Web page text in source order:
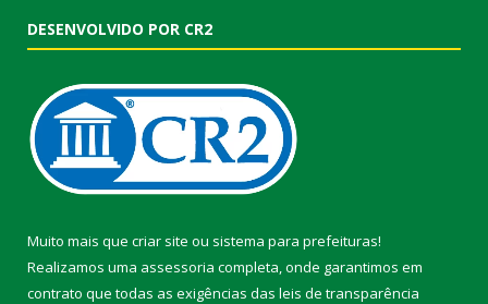
DESENVOLVIDO POR CR2
Muito mais que criar site ou sistema para prefeituras!
Realizamos uma assessoria completa, onde garantimos em
contrato que todas as exigências das leis de transparência